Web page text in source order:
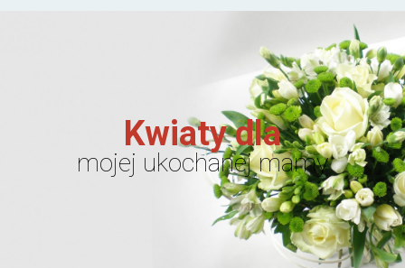
Kwiaty dla
mojej ukochanej mamy